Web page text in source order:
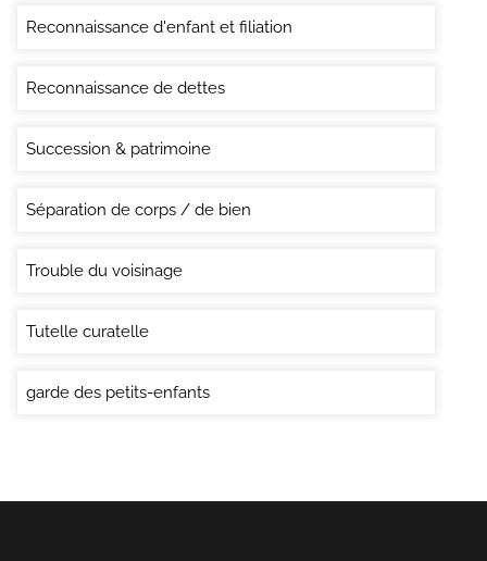
Reconnaissance d'enfant et filiation
Reconnaissance de dettes
Succession & patrimoine
Séparation de corps / de bien
Trouble du voisinage
Tutelle curatelle
garde des petits-enfants